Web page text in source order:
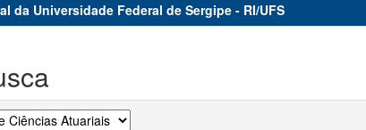
da Universidade Federal de Sergipe - RI/UFS